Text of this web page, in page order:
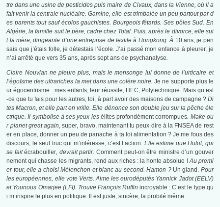
tre dans une usine de pesticides puis maire de Civaux, dans la Vienne, où il a
fait venir la centrale nucléaire. Gamine, elle est trimbalée un peu partout par d
es parents tout sauf écolos gauchistes. Bourgeois fêtards. Ses pôles Sud. En
Algérie, la famille suit le père, cadre chez Total. Puis, après le divorce, elle sui
t la mère, dirigeante d’une entreprise de textile à Hongkong. À 10 ans, je pen
sais que j’étais folle, je détestais l’école. J’ai passé mon enfance à pleurer, je
n’ai arrêté que vers 35 ans, après sept ans de psychanalyse.
Claire Nouvian ne pleure plus, mais le mensonge lui donne de l’urticaire et
l’égoïsme des ultrariches la met dans une colère noire.Je ne supporte plus le
ur égocentrisme : mes enfants, leur réussite, HEC, Polytechnique. Mais qu’est
-ce que tu fais pour les autres, toi, à part avoir des maisons de campagne ?Di
tes Macron, et elle part en vrille. Elle dénonce son double jeu sur la pêche éle
ctrique. Il symbolise à ses yeux les élites profondément corrompues. Make ou
r planet great again, super, bravo, maintenant tu peux dire à la FNSEA de rest
er en place, donner un peu de panache à ta loi alimentation ? Je me fous des
discours, le seul truc qui m’intéresse, c’est l’action. Elle estime que Hulot, qui
se faitécrabouiller, devrait partir. Comment peut-on être ministre d’un gouver
nement qui chasse les migrants, rend aux riches : la honte absolue !Au premi
er tour, elle a choisi Mélenchon et blanc au second. Hamon ? Un gland. Pour
les européennes, elle vote Verts. Aime les eurodéputés Yannick Jadot (EELV)
et Younous Omarjee (LFI). Trouve François Ruffinincroyable : C’est le type qu
i m’inspire le plus en politique. Il est juste, sincère, la probité même.